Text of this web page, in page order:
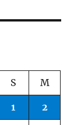
S M
1 2